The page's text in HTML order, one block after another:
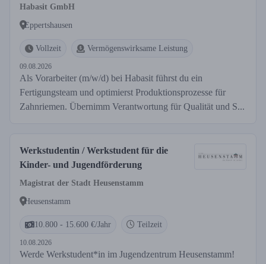
Habasit GmbH
Eppertshausen
Vollzeit Vermögenswirksame Leistung
09.08.2026
Als Vorarbeiter (m/w/d) bei Habasit führst du ein
Fertigungsteam und optimierst Produktionsprozesse für
Zahnriemen. Übernimm Verantwortung für Qualität und S...
Werkstudentin / Werkstudent für die
Kinder- und Jugendförderung
Magistrat der Stadt Heusenstamm
Heusenstamm
10.800 - 15.600 €/Jahr Teilzeit
10.08.2026
Werde Werkstudent*in im Jugendzentrum Heusenstamm!